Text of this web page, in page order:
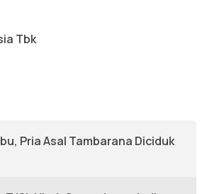
Tbk
Pria Asal Tambarana Diciduk